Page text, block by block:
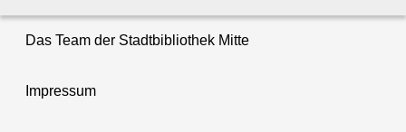
Das Team der Stadtbibliothek Mitte
Impressum